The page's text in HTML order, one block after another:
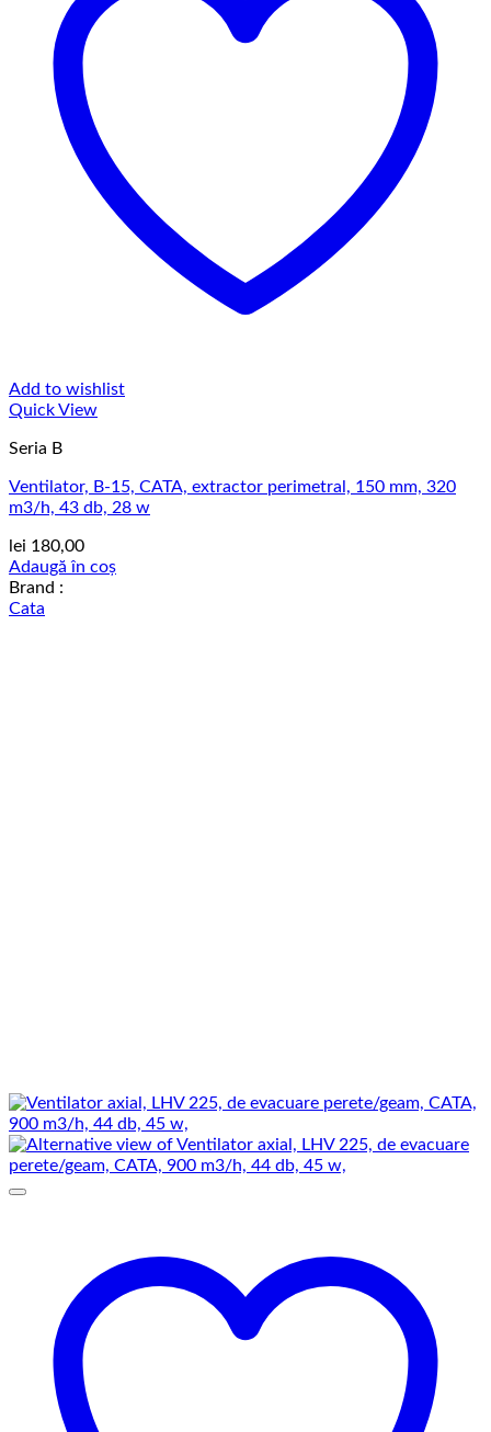
Add to wishlist
Quick View
Seria B
Ventilator, B-15, CATA, extractor perimetral, 150 mm, 320
m3/h, 43 db, 28 w
lei 180,00
Adaugă în coș
Brand :
Cata